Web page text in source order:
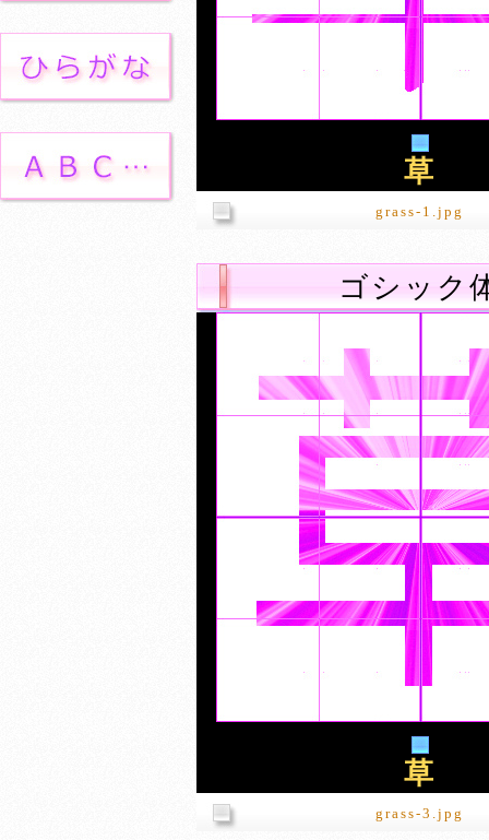
草
grass-1.jpg
ゴシック
草
grass-3.jpg